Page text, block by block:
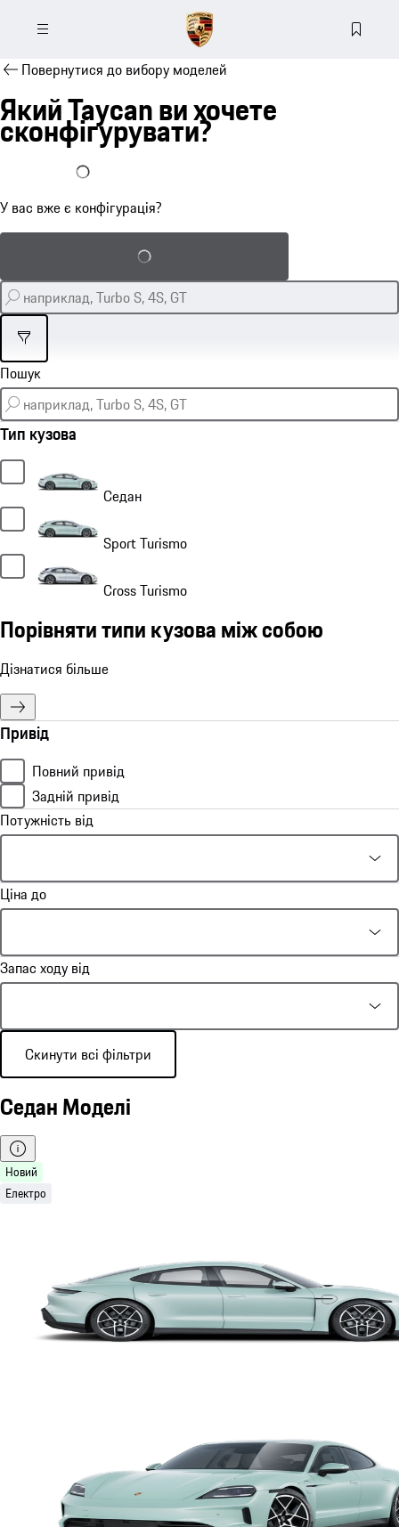
Повернутися до вибору моделей
Який Taycan ви хочете
сконфігурувати?
У мене вже є конфігурація
У вас вже є конфігурація?
Завантажити збережену конфігурацію
Фільтр
Тип кузова
Седан
Sport Turismo
Cross Turismo
Порівняти типи кузова між собою
Дізнатися більше
Привід
Повний привід
Задній привід
Потужність від
Ціна до
Запас ходу від
Скинути всі фільтри
Седан Моделі
Новий
Електро